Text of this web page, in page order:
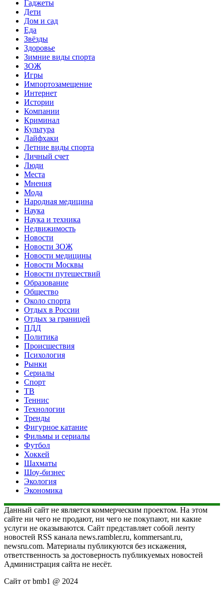
Гаджеты
Дети
Дом и сад
Еда
Звёзды
Здоровье
Зимние виды спорта
ЗОЖ
Игры
Импортозамещение
Интернет
Истории
Компании
Криминал
Культура
Лайфхаки
Летние виды спорта
Личный счет
Люди
Места
Мнения
Мода
Народная медицина
Наука
Наука и техника
Недвижимость
Новости
Новости ЗОЖ
Новости медицины
Новости Москвы
Новости путешествий
Образование
Общество
Около спорта
Отдых в России
Отдых за границей
ПДД
Политика
Происшествия
Психология
Рынки
Сериалы
Спорт
ТВ
Теннис
Технологии
Тренды
Фигурное катание
Фильмы и сериалы
Футбол
Хоккей
Шахматы
Шоу-бизнес
Экология
Экономика
Данный сайт не является коммерческим проектом. На этом
сайте ни чего не продают, ни чего не покупают, ни какие
услуги не оказываются. Сайт представляет собой ленту
новостей RSS канала news.rambler.ru, kommersant.ru,
newsru.com. Материалы публикуются без искажения,
ответственность за достоверность публикуемых новостей
Администрация сайта не несёт.
Сайт от bmb1 @ 2024